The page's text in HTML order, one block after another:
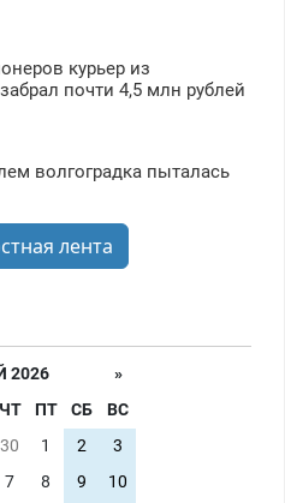
курьер из
почти 4,5 млн рублей
волгоградка пыталась
лента
2026
»
ЧТ ПТ СБ
ВС
30 1 2
3
7 8 9
10